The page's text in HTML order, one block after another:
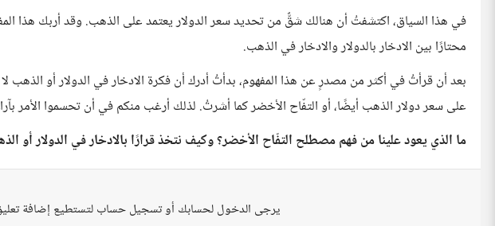
في هذا السياق، اكتشفتُ أن هنالك شقٌّ من تحديد سعر الدولار يعتمد على الذهب. وقد أربك هذا
محتارًا بين الادخار بالدولار والادخار في الذهب.
بعد أن قرأتُ في أكثر من مصدرٍ عن هذا المفهوم، بدأتُ أدرك أن فكرة الادخار في الدولار أو الذهب
على سعر دولار الذهب أيضًا، أو التفّاح الأخضر كما أشرتُ. لذلك أرغب منكم في أن تحسموا الأمر
ما الذي يعود علينا من فهم مصطلح التفّاح الأخضر؟ وكيف نتخذ قرارًا بالادخار في الدولار أو
يرجى الدخول لحسابك أو تسجيل حساب لتستطيع إضافة